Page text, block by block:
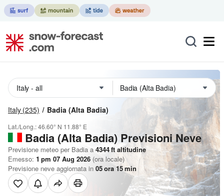
Italy (235) Badia (Alta Badia)
Lat./Long.:46.60° N 11.88° E
Badia (Alta Badia) Previsioni Neve
Previsione meteo per Badia a 4344ft altitudine
Emesso: 1 pm 07 Aug 2026 (ora locale)
Previsione neve aggiornata in 05ora 15min